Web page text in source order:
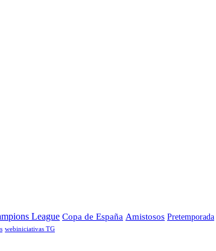
League Copa de España Amistosos Pretemporada
webiniciativas TG